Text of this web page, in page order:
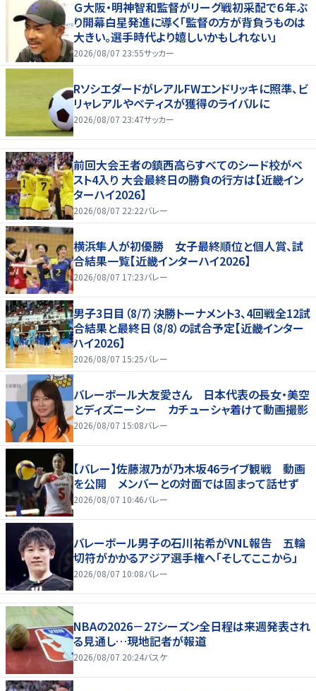
Ｇ大阪・明神智和監督がリーグ戦初采配で６年ぶ
り開幕白星発進に導く「監督の方が背負うものは
大きい。選手時代より嬉しいかもしれない」
2026/08/07 23:55サッカー
RソシエダードがレアルFWエンドリッキに照準、ビ
リャレアルやベティスが獲得のライバルに
2026/08/07 23:47サッカー
前回大会王者の鎮西高らすべてのシード校がベ
スト4入り 大会最終日の勝負の行方は【近畿イン
ターハイ2026】
2026/08/07 22:22バレー
横浜隼人が初優勝 女子最終順位と個人賞、試
合結果一覧【近畿インターハイ2026】
2026/08/07 17:23バレー
男子3日目（8/7）決勝トーナメント3、4回戦全12試
合結果と最終日（8/8）の試合予定【近畿インター
ハイ2026】
2026/08/07 15:25バレー
バレーボール大友愛さん 日本代表の長女・美空
とディズニーシー カチューシャ着けて動画撮影
2026/08/07 15:08バレー
【バレー】佐藤淑乃が乃木坂46ライブ観戦 動画
を公開 メンバーとの対面では固まって話せず
2026/08/07 10:46バレー
バレーボール男子の石川祐希がVNL報告 五輪
切符がかかるアジア選手権へ「そしてここから」
2026/08/07 10:08バレー
NBAの2026－27シーズン全日程は来週発表され
る見通し…現地記者が報道
2026/08/07 20:24バスケ